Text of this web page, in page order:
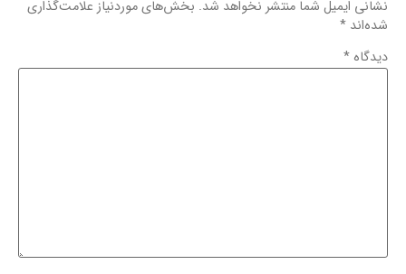
نشانی ایمیل شما منتشر نخواهد شد. بخش‌های موردنیاز علامت‌گذاری
شده‌اند *
دیدگاه *